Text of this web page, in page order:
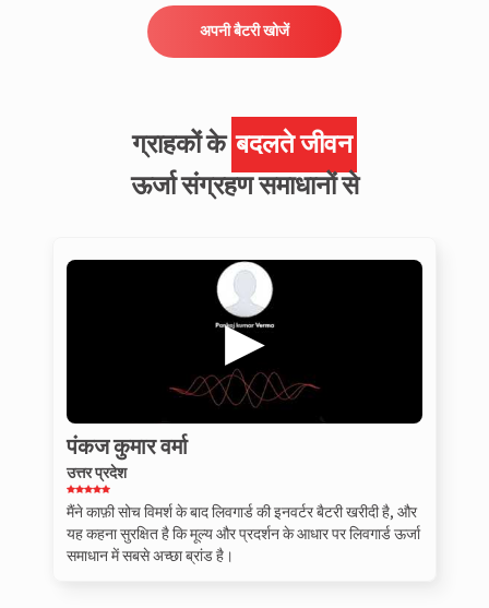
अपनी बैटरी खोजें
ग्राहकों के बदलते जीवन
ऊर्जा संग्रहण समाधानों से
पंकज कुमार वर्मा
उत्तर प्रदेश
मैंने काफ़ी सोच विमर्श के बाद लिवगार्ड की इनवर्टर बैटरी खरीदी है, और
यह कहना सुरक्षित है कि मूल्य और प्रदर्शन के आधार पर लिवगार्ड ऊर्जा
समाधान में सबसे अच्छा ब्रांड है।